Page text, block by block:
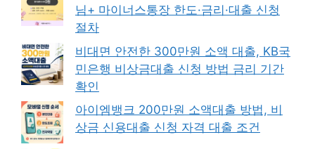
님+ 마이너스통장 한도·금리·대출 신청
절차
비대면 안전한 300만원 소액 대출, KB국
민은행 비상금대출 신청 방법 금리 기간
확인
아이엠뱅크 200만원 소액대출 방법, 비
상금 신용대출 신청 자격 대출 조건